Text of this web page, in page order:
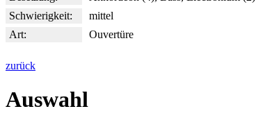
Schwierigkeit:
mittel
Art:
Ouvertüre
zurück
Auswahl